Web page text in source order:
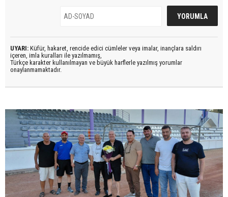
UYARI: Küfür, hakaret, rencide edici cümleler veya imalar, inançlara saldırı
içeren, imla kuralları ile yazılmamış,
Türkçe karakter kullanılmayan ve büyük harflerle yazılmış yorumlar
onaylanmamaktadır.